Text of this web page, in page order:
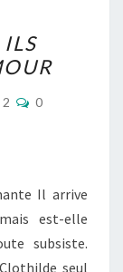
ILS
0
Il arrive
est-elle
subsiste.
seul